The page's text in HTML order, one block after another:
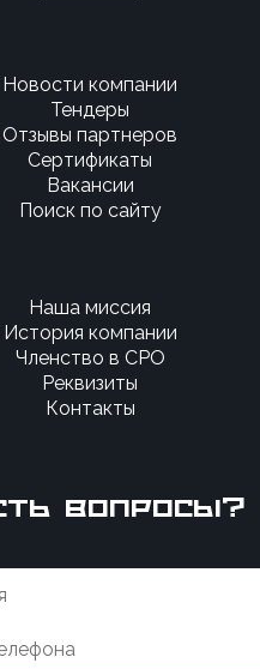
Новости компании
Тендеры
Отзывы партнеров
Сертификаты
Вакансии
Поиск по сайту
Наша миссия
История компании
Членство в СРО
Реквизиты
Контакты
вопросы?